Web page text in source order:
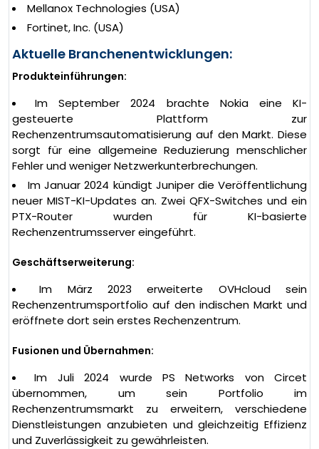
Mellanox Technologies (USA)
Fortinet, Inc. (USA)
Aktuelle Branchenentwicklungen:
Produkteinführungen:
Im September 2024 brachte Nokia eine KI-
gesteuerte Plattform zur
Rechenzentrumsautomatisierung auf den Markt. Diese
sorgt für eine allgemeine Reduzierung menschlicher
Fehler und weniger Netzwerkunterbrechungen.
Im Januar 2024 kündigt Juniper die Veröffentlichung
neuer MIST-KI-Updates an. Zwei QFX-Switches und ein
PTX-Router wurden für KI-basierte
Rechenzentrumsserver eingeführt.
Geschäftserweiterung:
Im März 2023 erweiterte OVHcloud sein
Rechenzentrumsportfolio auf den indischen Markt und
eröffnete dort sein erstes Rechenzentrum.
Fusionen und Übernahmen:
Im Juli 2024 wurde PS Networks von Circet
übernommen, um sein Portfolio im
Rechenzentrumsmarkt zu erweitern, verschiedene
Dienstleistungen anzubieten und gleichzeitig Effizienz
und Zuverlässigkeit zu gewährleisten.